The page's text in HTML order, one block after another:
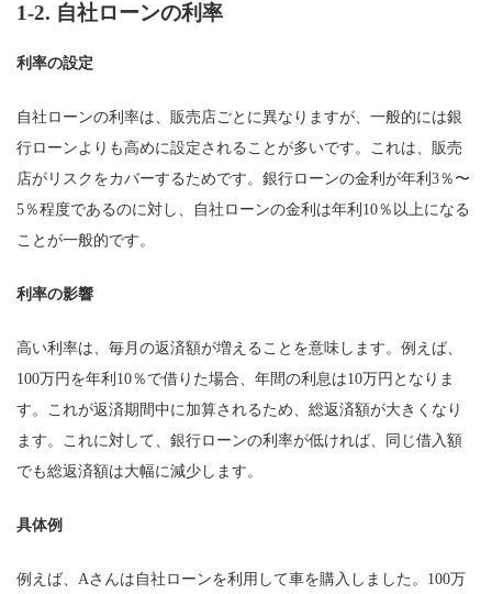
1-2. 自社ローンの利率
利率の設定
自社ローンの利率は、販売店ごとに異なりますが、一般的には銀
行ローンよりも高めに設定されることが多いです。これは、販売
店がリスクをカバーするためです。銀行ローンの金利が年利3％〜
5％程度であるのに対し、自社ローンの金利は年利10％以上になる
ことが一般的です。
利率の影響
高い利率は、毎月の返済額が増えることを意味します。例えば、
100万円を年利10％で借りた場合、年間の利息は10万円となりま
す。これが返済期間中に加算されるため、総返済額が大きくなり
ます。これに対して、銀行ローンの利率が低ければ、同じ借入額
でも総返済額は大幅に減少します。
具体例
例えば、Aさんは自社ローンを利用して車を購入しました。100万